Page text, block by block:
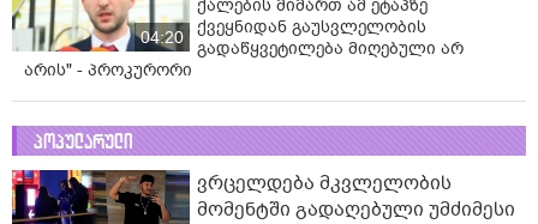
04:20
ქალების მიმართ ამ ეტაპზე
ქვეყნიდან გაუსვლელობის
გადაწყვეტილება მიღებული არ
არის" - პროკურორი
პოპულარული
ვრცელდება მკვლელობის
მომენტში გადაღებული უმძიმესი